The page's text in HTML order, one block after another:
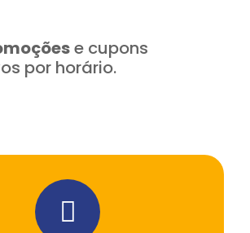
e cupons
por horário.